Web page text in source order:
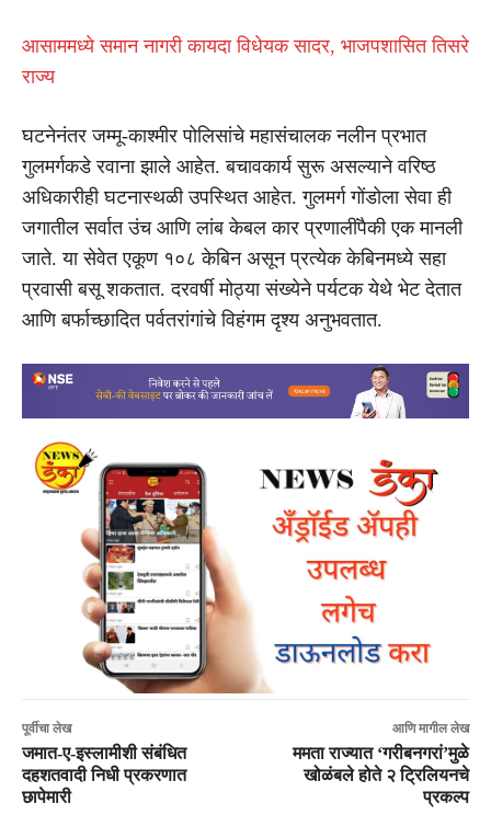
आसाममध्ये समान नागरी कायदा विधेयक सादर, भाजपशासित तिसरे
राज्य
घटनेनंतर जम्मू-काश्मीर पोलिसांचे महासंचालक नलीन प्रभात
गुलमर्गकडे रवाना झाले आहेत. बचावकार्य सुरू असल्याने वरिष्ठ
अधिकारीही घटनास्थळी उपस्थित आहेत. गुलमर्ग गोंडोला सेवा ही
जगातील सर्वात उंच आणि लांब केबल कार प्रणालींपैकी एक मानली
जाते. या सेवेत एकूण १०८ केबिन असून प्रत्येक केबिनमध्ये सहा
प्रवासी बसू शकतात. दरवर्षी मोठ्या संख्येने पर्यटक येथे भेट देतात
आणि बर्फाच्छादित पर्वतरांगांचे विहंगम दृश्य अनुभवतात.
पूर्वीचा लेख
जमात-ए-इस्लामीशी संबंधित
दहशतवादी निधी प्रकरणात
छापेमारी
आणि मागील लेख
ममता राज्यात ‘गरीबनगरां’मुळे
खोळंबले होते २ ट्रिलियनचे
प्रकल्प